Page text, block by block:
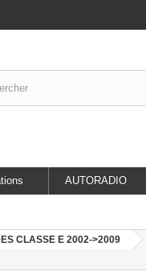
AUTORADIO
CLASSE E 2002->2009